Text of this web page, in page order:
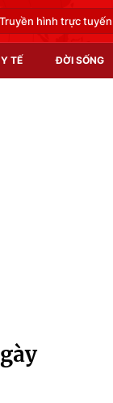
Truyền hình trực tuyến
Y TẾ ĐỜI SỐNG
Infographic